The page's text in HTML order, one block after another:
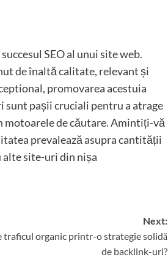
SEO al unui site web.
de înaltă calitate, relevant și
promovarea acestuia
pașii cruciali pentru a atrage
de căutare. Amintiți-vă
prevalează asupra cantității
alte site-uri din nișa
Next:
traficul organic printr-o strategie solidă
de backlink-uri?